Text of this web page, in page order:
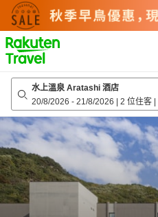
to
top
page
水上溫泉 Aratashi 酒店
20/8/2026 - 21/8/2026 | 2 位住客 |